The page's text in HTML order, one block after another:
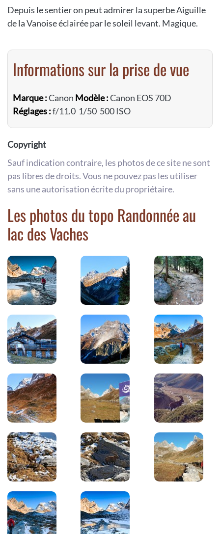
Depuis le sentier on peut admirer la superbe Aiguille
de la Vanoise éclairée par le soleil levant. Magique.
Informations sur la prise de vue
Marque :Canon Modèle :Canon EOS 70D
Réglages :f/11.0 1/50 500 ISO
Copyright
Sauf indication contraire, les photos de ce site ne sont
pas libres de droits. Vous ne pouvez pas les utiliser
sans une autorisation écrite du propriétaire.
Les photos du topo Randonnée au
lac des Vaches